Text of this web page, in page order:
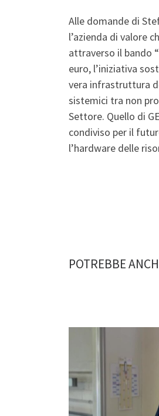
Alle domande di
l’azienda di valore
attraverso il bando
euro, l’iniziativa
vera infrastruttura
sistemici tra non
Settore. Quello di
condiviso per il
l’hardware delle
POTREBBE